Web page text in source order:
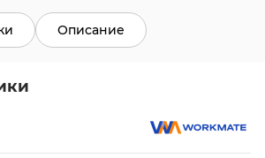
Описание